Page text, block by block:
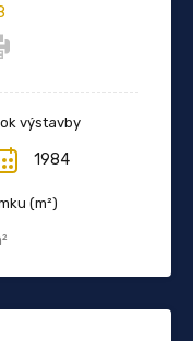
výstavby
1984
(m²)